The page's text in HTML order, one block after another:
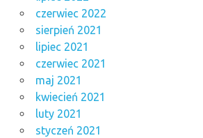
czerwiec 2022
sierpień 2021
lipiec 2021
czerwiec 2021
maj 2021
kwiecień 2021
luty 2021
styczeń 2021